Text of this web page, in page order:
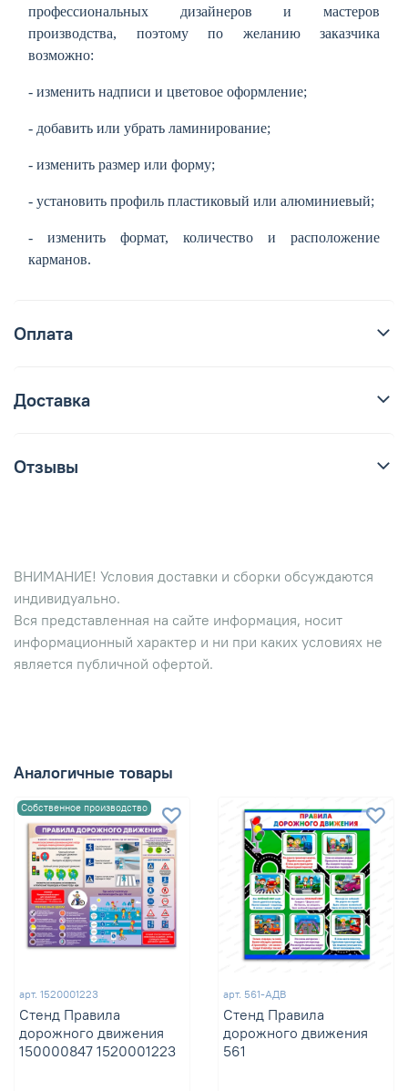
профессиональных дизайнеров и мастеров
производства, поэтому по желанию заказчика
возможно:
- изменить надписи и цветовое оформление;
- добавить или убрать ламинирование;
- изменить размер или форму;
- установить профиль пластиковый или алюминиевый;
- изменить формат, количество и расположение
карманов.
Оплата
Доставка
Отзывы
ВНИМАНИЕ! Условия доставки и сборки обсуждаются
индивидуально.
Вся представленная на сайте информация, носит
информационный характер и ни при каких условиях не
является публичной офертой.
Аналогичные товары
Собственное производство
арт. 1520001223
Стенд Правила
дорожного движения
150000847 1520001223
арт. 561-АДВ
Стенд Правила
дорожного движения
561